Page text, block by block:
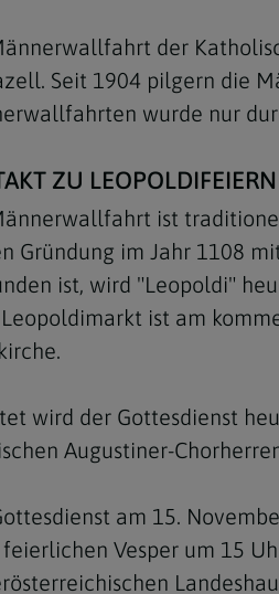
der
Seit 1904 pilgern die
wurde nur
ZU LEOPOLDIFEIERN
ist
Gründung im Jahr 1108
ist, wird "Leopoldi"
ist am
wird der Gottesdienst
Augustiner-
am 15.
Vesper um 15